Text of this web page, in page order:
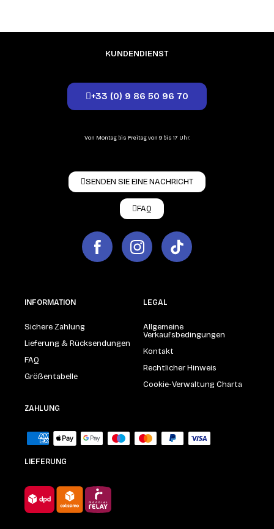
KUNDENDIENST
+33 (0) 9 86 50 96 70
Von Montag bis Freitag von 9 bis 17 Uhr.
SENDEN SIE EINE NACHRICHT
FAQ
INFORMATION
Sichere Zahlung
Lieferung & Rücksendungen
FAQ
Größentabelle
LEGAL
Allgemeine
Verkaufsbedingungen
Kontakt
Rechtlicher Hinweis
Cookie-Verwaltung Charta
ZAHLUNG
LIEFERUNG